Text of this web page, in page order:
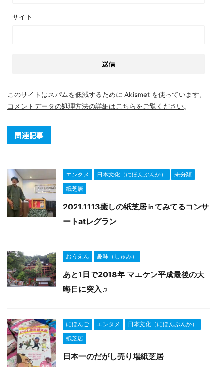
サイト
このサイトはスパムを低減するために Akismet を使っています。
コメントデータの処理方法の詳細はこちらをご覧ください。
関連記事
エンタメ 日本文化（にほんぶんか）
未分類
紙芝居
2021.1113癒しの紙芝居㏌てみてるコンサ
ートatレグラン
おうえん 趣味（しゅみ）
あと1日で2018年 マエケン平成最後の大
晦日に突入♫
にほんご エンタメ
日本文化（にほんぶんか）
紙芝居
日本一のだがし売り場紙芝居